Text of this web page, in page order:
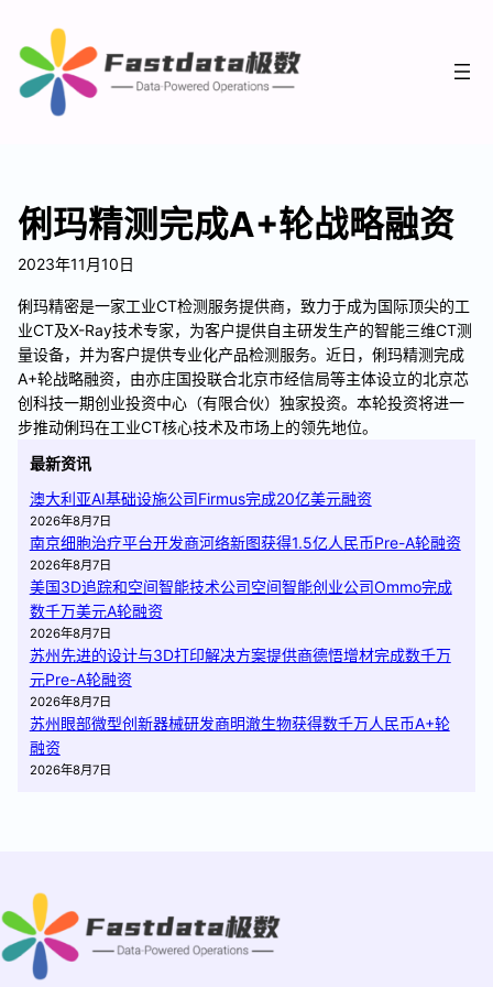
俐玛精测完成A+轮战略融资
2023年11月10日
俐玛精密是一家工业CT检测服务提供商，致力于成为国际顶尖的工
业CT及X-Ray技术专家，为客户提供自主研发生产的智能三维CT测
量设备，并为客户提供专业化产品检测服务。近日，俐玛精测完成
A+轮战略融资，由亦庄国投联合北京市经信局等主体设立的北京芯
创科技一期创业投资中心（有限合伙）独家投资。本轮投资将进一
步推动俐玛在工业CT核心技术及市场上的领先地位。
最新资讯
澳大利亚AI基础设施公司Firmus完成20亿美元融资
2026年8月7日
南京细胞治疗平台开发商河络新图获得1.5亿人民币Pre-A轮融资
2026年8月7日
美国3D追踪和空间智能技术公司空间智能创业公司Ommo完成
数千万美元A轮融资
2026年8月7日
苏州先进的设计与3D打印解决方案提供商德悟增材完成数千万
元Pre-A轮融资
2026年8月7日
苏州眼部微型创新器械研发商明澈生物获得数千万人民币A+轮
融资
2026年8月7日